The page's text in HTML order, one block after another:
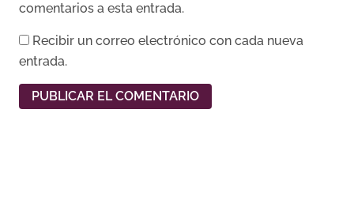
comentarios a esta entrada.
Recibir un correo electrónico con cada nueva
entrada.